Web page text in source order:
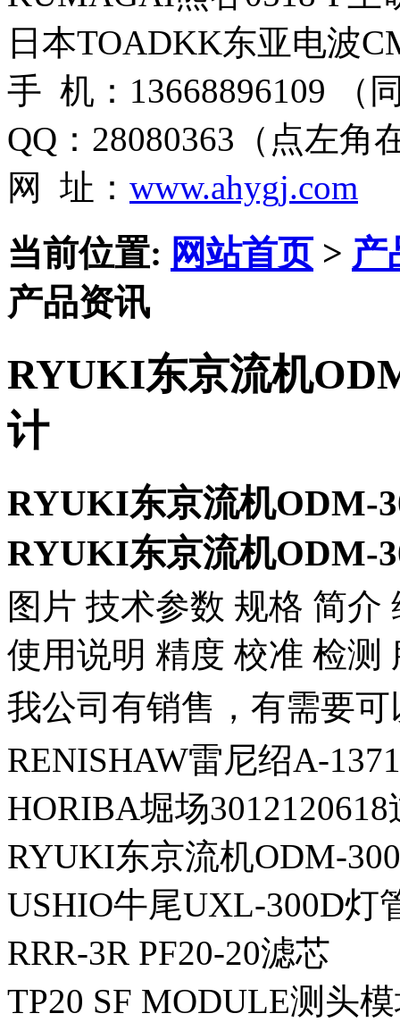
日本TOADKK东亚电波
手 机：13668896109 （
QQ：28080363（点左角
网 址： www.ahygj.com
当前位置: 网站首页> 产
产品资讯
RYUKI东京流机
计
RYUKI东京流机ODM-
RYUKI东京流机ODM-
图片 技术参数 规格 简
使用说明 精度 校准 检测
我公司有销售，有需要
RENISHAW雷尼绍A-
HORIBA堀场
RYUKI东京流机ODM-
USHIO牛尾UXL-300D灯
RRR-3R PF20-20滤芯
TP20 SF MODULE测头